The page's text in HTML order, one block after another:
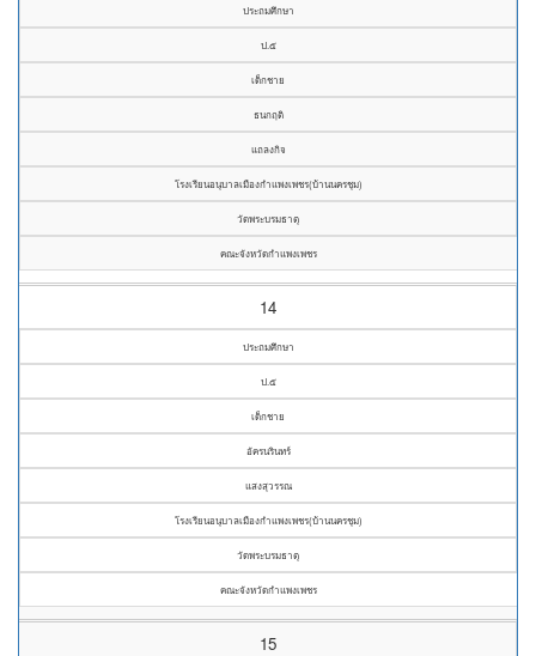
ประถมศึกษา
ป.๕
เด็กชาย
ธนกฤติ
แถลงกิจ
โรงเรียนอนุบาลเมืองกำแพงเพชร(บ้านนครชุม)
วัดพระบรมธาตุ
คณะจังหวัดกำแพงเพชร
14
ประถมศึกษา
ป.๕
เด็กชาย
อัครนรินทร์
แสงสุวรรณ
โรงเรียนอนุบาลเมืองกำแพงเพชร(บ้านนครชุม)
วัดพระบรมธาตุ
คณะจังหวัดกำแพงเพชร
15